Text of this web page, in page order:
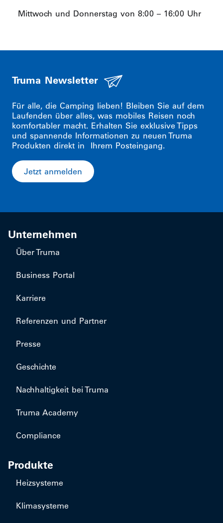
Mittwoch und Donnerstag von 8:00 – 16:00 Uhr
Truma Newsletter
Für alle, die Camping lieben! Bleiben Sie auf dem
Laufenden über alles, was mobiles Reisen noch
komfortabler macht. Erhalten Sie exklusive Tipps
und spannende Informationen zu neuen Truma
Produkten direkt in Ihrem Posteingang.
Jetzt anmelden
Unternehmen
Über Truma
Business Portal
Karriere
Referenzen und Partner
Presse
Geschichte
Nachhaltigkeit bei Truma
Truma Academy
Compliance
Produkte
Heizsysteme
Klimasysteme